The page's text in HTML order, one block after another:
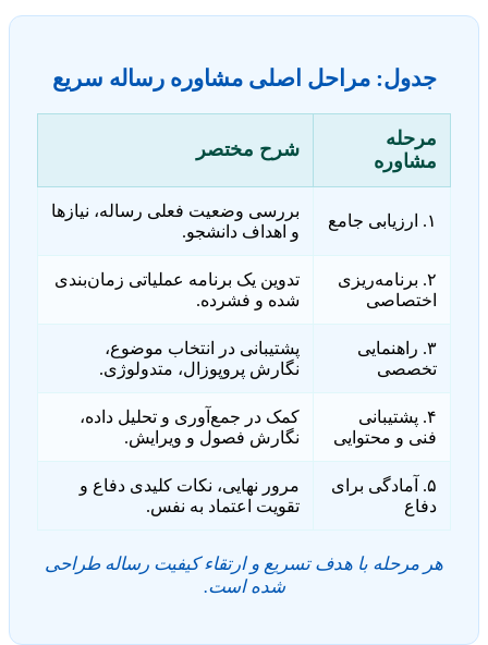
جدول: مراحل اصلی مشاوره رساله سریع
مرحله
مشاوره
شرح مختصر
۱. ارزیابی جامع
بررسی وضعیت فعلی رساله، نیازها
و اهداف دانشجو.
۲. برنامه‌ریزی
اختصاصی
تدوین یک برنامه عملیاتی زمان‌بندی
شده و فشرده.
۳. راهنمایی
تخصصی
پشتیبانی در انتخاب موضوع،
نگارش پروپوزال، متدولوژی.
۴. پشتیبانی
فنی و محتوایی
کمک در جمع‌آوری و تحلیل داده،
نگارش فصول و ویرایش.
۵. آمادگی برای
دفاع
مرور نهایی، نکات کلیدی دفاع و
تقویت اعتماد به نفس.
هر مرحله با هدف تسریع و ارتقاء کیفیت رساله طراحی
شده است.